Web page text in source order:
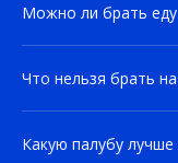
Можно ли брать еду
Что нельзя брать
Какую палубу